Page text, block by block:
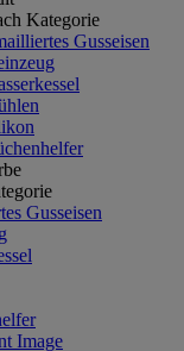
Kategorie
Gusseisen
Gusseisen